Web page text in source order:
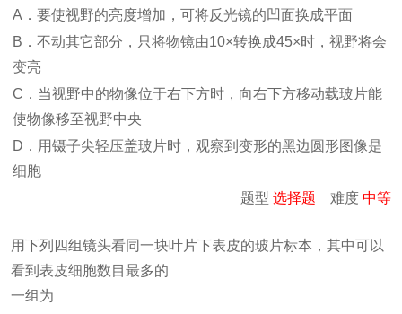
A．要使视野的亮度增加，可将反光镜的凹面换成平面
B．不动其它部分，只将物镜由10×转换成45×时，视野将会
变亮
C．当视野中的物像位于右下方时，向右下方移动载玻片能
使物像移至视野中央
D．用镊子尖轻压盖玻片时，观察到变形的黑边圆形图像是
细胞
题型 选择题 难度 中等
用下列四组镜头看同一块叶片下表皮的玻片标本，其中可以
看到表皮细胞数目最多的
一组为